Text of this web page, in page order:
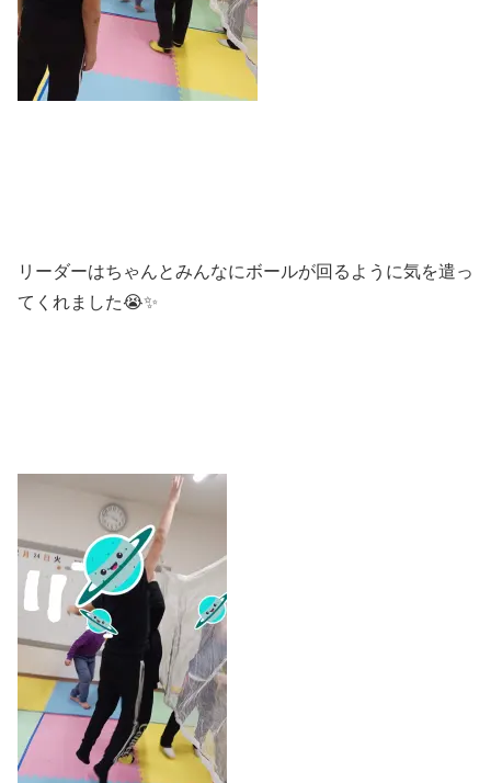
リーダーはちゃんとみんなにボールが回るように気を遣っ
てくれました😭✨